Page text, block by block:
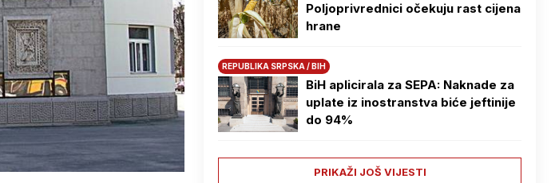
Poljoprivrednici očekuju rast cijena
hrane
REPUBLIKA SRPSKA / BIH
BiH aplicirala za SEPA: Naknade za
uplate iz inostranstva biće jeftinije
do 94%
PRIKAŽI JOŠ VIJESTI